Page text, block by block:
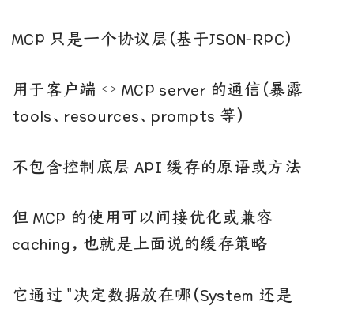
MCP 只是一个协议层（基于JSON-RPC）
用于客户端 ↔ MCP server 的通信（暴露
tools、resources、prompts 等）
不包含控制底层 API 缓存的原语或方法
但 MCP 的使用可以间接优化或兼容
caching，也就是上面说的缓存策略
它通过 "决定数据放在哪（System 还是